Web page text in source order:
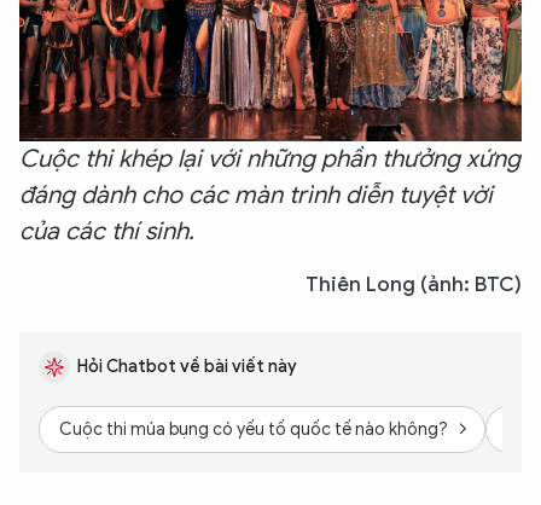
Cuộc thi khép lại với những phần thưởng xứng
đáng dành cho các màn trình diễn tuyệt vời
của các thí sinh.
Thiên Long (ảnh: BTC)
Hỏi Chatbot về bài viết này
Cuộc thi múa bụng có yếu tố quốc tế nào không?